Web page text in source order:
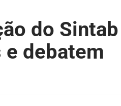
do Sintab
debatem